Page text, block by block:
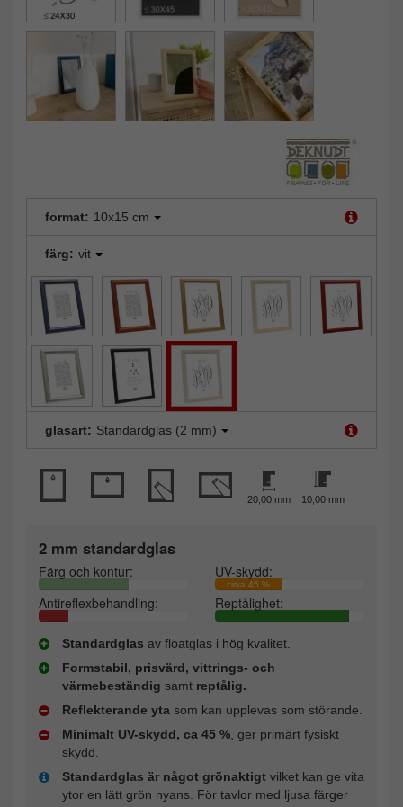
format: 10x15 cm
färg: vit
glasart: Standardglas (2 mm)
20,00 mm 10,00 mm
2 mm standardglas
Färg och kontur: UV-skydd:
cirka 45 %
Antireflexbehandling: Reptålighet:
Standardglas av floatglas i hög kvalitet.
Formstabil, prisvärd, vittrings- och
värmebeständig samt reptålig.
Reflekterande yta som kan upplevas som störande.
Minimalt UV-skydd, ca 45 % , ger primärt fysiskt
skydd.
Standardglas är något grönaktigt vilket kan ge vita
ytor en lätt grön nyans. För tavlor med ljusa färger